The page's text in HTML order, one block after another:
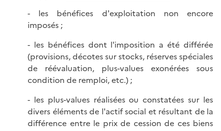
- les bénéfices d'exploitation non encore
imposés ;
- les bénéfices dont l'imposition a été différée
(provisions, décotes sur stocks, réserves spéciales
de réévaluation, plus-values exonérées sous
condition de remploi, etc.) ;
- les plus-values réalisées ou constatées sur les
divers éléments de l'actif social et résultant de la
différence entre le prix de cession de ces biens